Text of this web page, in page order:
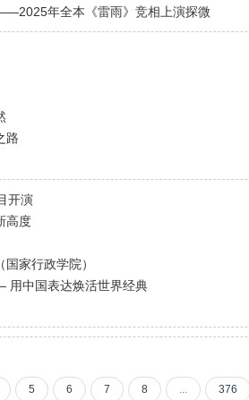
年全本《雷雨》竞相上演探微
路
开演
高度
家行政学院）
用中国表达焕活世界经典
5 6 7 8 ... 376